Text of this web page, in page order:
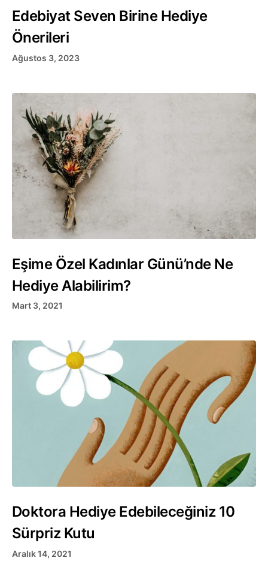
Edebiyat Seven Birine Hediye
Önerileri
Ağustos 3, 2023
Eşime Özel Kadınlar Günü’nde Ne
Hediye Alabilirim?
Mart 3, 2021
Doktora Hediye Edebileceğiniz 10
Sürpriz Kutu
Aralık 14, 2021